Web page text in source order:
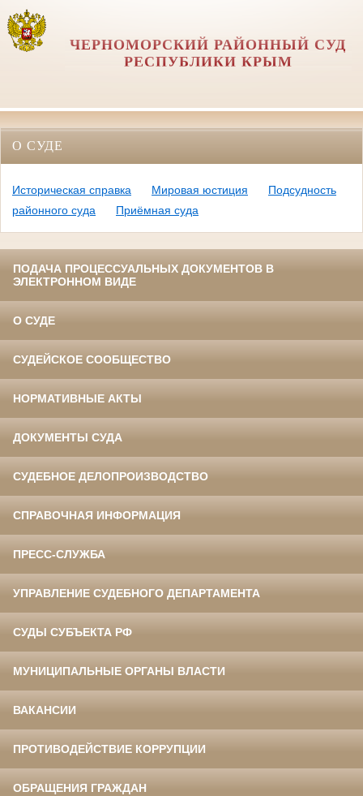
ЧЕРНОМОРСКИЙ РАЙОННЫЙ СУД
РЕСПУБЛИКИ КРЫМ
О СУДЕ
Историческая справка Мировая юстиция
Подсудность
районного суда
Приёмная суда
ПОДАЧА ПРОЦЕССУАЛЬНЫХ ДОКУМЕНТОВ В
ЭЛЕКТРОННОМ ВИДЕ
О СУДЕ
СУДЕЙСКОЕ СООБЩЕСТВО
НОРМАТИВНЫЕ АКТЫ
ДОКУМЕНТЫ СУДА
СУДЕБНОЕ ДЕЛОПРОИЗВОДСТВО
СПРАВОЧНАЯ ИНФОРМАЦИЯ
ПРЕСС-СЛУЖБА
УПРАВЛЕНИЕ СУДЕБНОГО ДЕПАРТАМЕНТА
СУДЫ СУБЪЕКТА РФ
МУНИЦИПАЛЬНЫЕ ОРГАНЫ ВЛАСТИ
ВАКАНСИИ
ПРОТИВОДЕЙСТВИЕ КОРРУПЦИИ
ОБРАЩЕНИЯ ГРАЖДАН